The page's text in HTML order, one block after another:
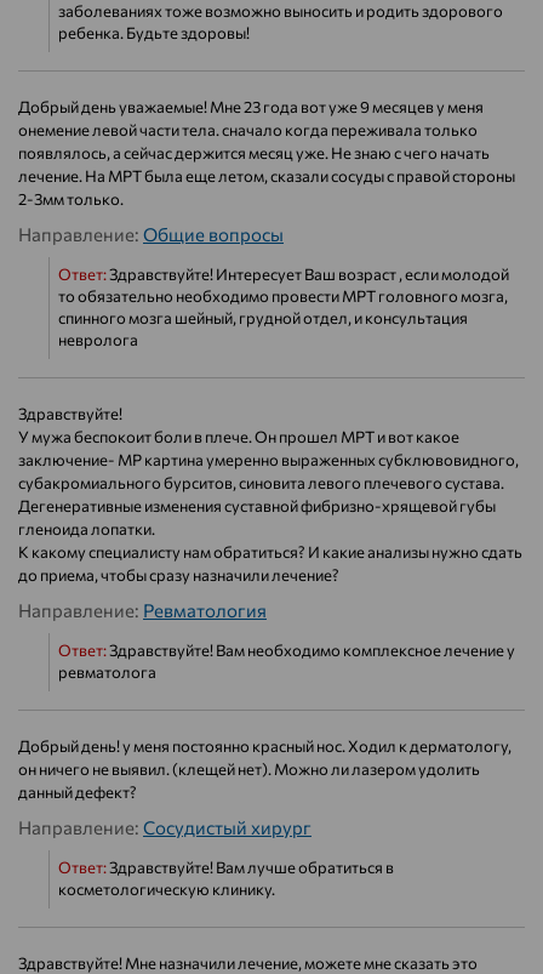
заболеваниях тоже возможно выносить и родить здорового
ребенка. Будьте здоровы!
Добрый день уважаемые! Мне 23 года вот уже 9 месяцев у меня
онемение левой части тела. сначало когда переживала только
появлялось, а сейчас держится месяц уже. Не знаю с чего начать
лечение. На МРТ была еще летом, сказали сосуды с правой стороны
2-3мм только.
Направление: Общие вопросы
Ответ:Здравствуйте! Интересует Ваш возраст , если молодой
то обязательно необходимо провести МРТ головного мозга,
спинного мозга шейный, грудной отдел, и консультация
невролога
Здравствуйте!
У мужа беспокоит боли в плече. Он прошел МРТ и вот какое
заключение- МР картина умеренно выраженных субклювовидного,
субакромиального бурситов, синовита левого плечевого сустава.
Дегенеративные изменения суставной фибризно-хрящевой губы
гленоида лопатки.
К какому специалисту нам обратиться? И какие анализы нужно сдать
до приема, чтобы сразу назначили лечение?
Направление: Ревматология
Ответ:Здравствуйте! Вам необходимо комплексное лечение у
ревматолога
Добрый день! у меня постоянно красный нос. Ходил к дерматологу,
он ничего не выявил. (клещей нет). Можно ли лазером удолить
данный дефект?
Направление: Сосудистый хирург
Ответ:Здравствуйте! Вам лучше обратиться в
косметологическую клинику.
Здравствуйте! Мне назначили лечение, можете мне сказать это